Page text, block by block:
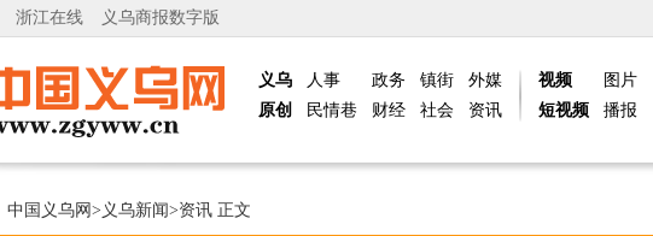
浙江在线 义乌商报数字版
义乌
原创
人事
民情巷
政务
财经
镇街
社会
外媒
资讯
视频
短视频
图片
播报
中国义乌网 > 义乌新闻>资讯 正文